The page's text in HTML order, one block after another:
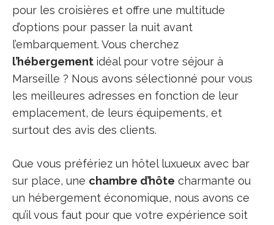
pour les croisières et offre une multitude
d’options pour passer la nuit avant
l’embarquement. Vous cherchez
l’hébergement idéal pour votre séjour à
Marseille ? Nous avons sélectionné pour vous
les meilleures adresses en fonction de leur
emplacement, de leurs équipements, et
surtout des avis des clients.
Que vous préfériez un hôtel luxueux avec bar
sur place, une chambre d’hôte charmante ou
un hébergement économique, nous avons ce
qu’il vous faut pour que votre expérience soit